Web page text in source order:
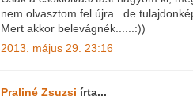
nem olvasztom fel újra...de
Mert akkor belevágnék......:))
2013. május 29. 23:16
Praliné Zsuzsi írta...